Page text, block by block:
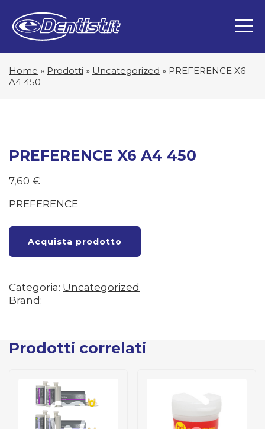
Home » Prodotti » Uncategorized » PREFERENCE X6
A4 450
PREFERENCE X6 A4 450
7,60 €
PREFERENCE
Acquista prodotto
Categoria: Uncategorized
Brand:
Prodotti correlati